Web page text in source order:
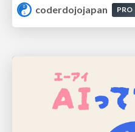
coderdojojapan
PRO